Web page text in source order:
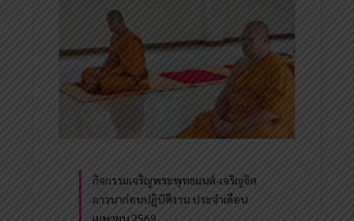
กิจกรรมเจริญพระพุทธมนต์-เจริญจิต
ภาวนาก่อนปฏิบัติงาน ประจำเดือน